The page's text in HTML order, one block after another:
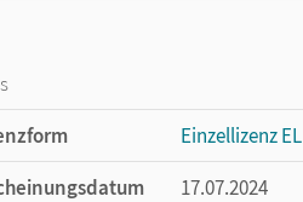
Einzellizenz EL
17.07.2024